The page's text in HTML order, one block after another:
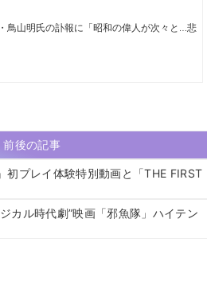
鳥山明氏の訃報に「昭和の偉人が次々と…悲
前後の記事
初プレイ体験特別動画と「THE FIRST
カル時代劇”映画「邪魚隊」ハイテン